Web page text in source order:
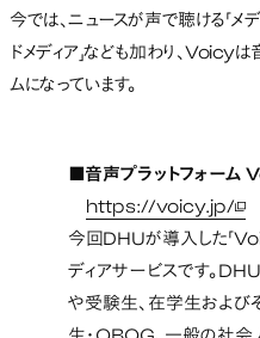
今では、ニュースが声で聴ける「メ
ドメディア」なども加わり、Voicy
ムになっています。
■音声プラットフォーム
https://voicy.jp/新
今回DHUが導入した「
ディアサービスです。
や受験生、在学生および